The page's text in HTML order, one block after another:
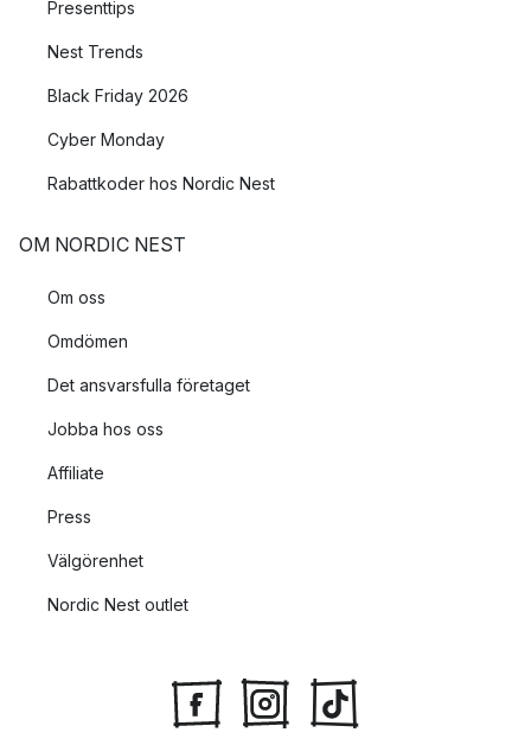
Presenttips
Nest Trends
Black Friday 2026
Cyber Monday
Rabattkoder hos Nordic Nest
OM NORDIC NEST
Om oss
Omdömen
Det ansvarsfulla företaget
Jobba hos oss
Affiliate
Press
Välgörenhet
Nordic Nest outlet